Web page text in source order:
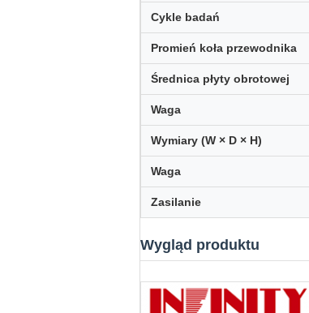
Cykle badań
Promień koła przewodnika
Średnica płyty obrotowej
Waga
Wymiary (W × D × H)
Waga
Zasilanie
Wygląd produktu